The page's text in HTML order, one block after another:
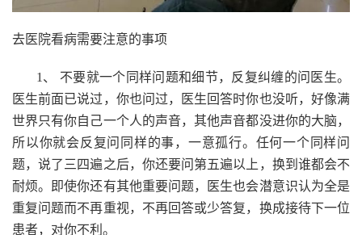
去医院看病需要注意的事项
1、 不要就一个同样问题和细节，反复纠缠的问医生。
医生前面已说过，你也问过，医生回答时你也没听，好像满
世界只有你自己一个人的声音，其他声音都没进你的大脑，
所以你就会反复问同样的事，一意孤行。任何一个同样问
题，说了三四遍之后，你还要问第五遍以上，换到谁都会不
耐烦。即使你还有其他重要问题，医生也会潜意识认为全是
重复问题而不再重视，不再回答或少答复，换成接待下一位
患者，对你不利。